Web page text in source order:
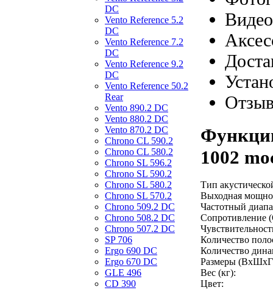
DC
Vento Reference 5.2
DC
Vento Reference 7.2
DC
Vento Reference 9.2
DC
Vento Reference 50.2
Rear
Vento 890.2 DС
Vento 880.2 DС
Vento 870.2 DС
Chrono CL 590.2
Chrono CL 580.2
Chrono SL 596.2
Chrono SL 590.2
Chrono SL 580.2
Chrono SL 570.2
Chrono 509.2 DC
Chrono 508.2 DC
Chrono 507.2 DC
SP 706
Ergo 690 DC
Ergo 670 DC
GLE 496
CD 390
Видео
1002
Тип
Выходная
Частотный
Сопротивление
Количество
Количество
Размеры
Вес (кг):
Цвет: